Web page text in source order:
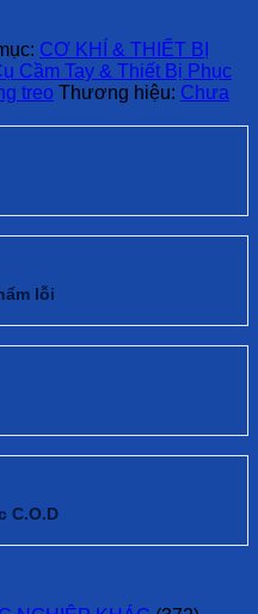
CƠ KHÍ & THIẾT BỊ
Cầm Tay & Thiết Bị Phục
treo Thương hiệu: Chưa
lỗi
C.O.D